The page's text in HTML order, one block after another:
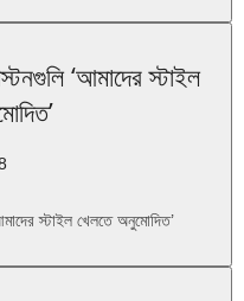
‘আমাদের স্টাইল
স্টাইল খেলতে অনুমোদিত’